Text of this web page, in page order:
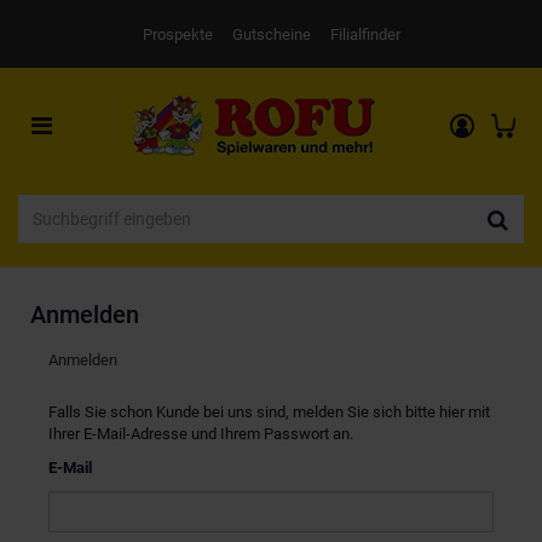
Prospekte Gutscheine Filialfinder
Toggle
navigation
Anmelden
Anmelden
Falls Sie schon Kunde bei uns sind, melden Sie sich bitte hier mit
Ihrer E-Mail-Adresse und Ihrem Passwort an.
E-Mail